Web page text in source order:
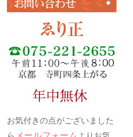
お気付きの点がございました